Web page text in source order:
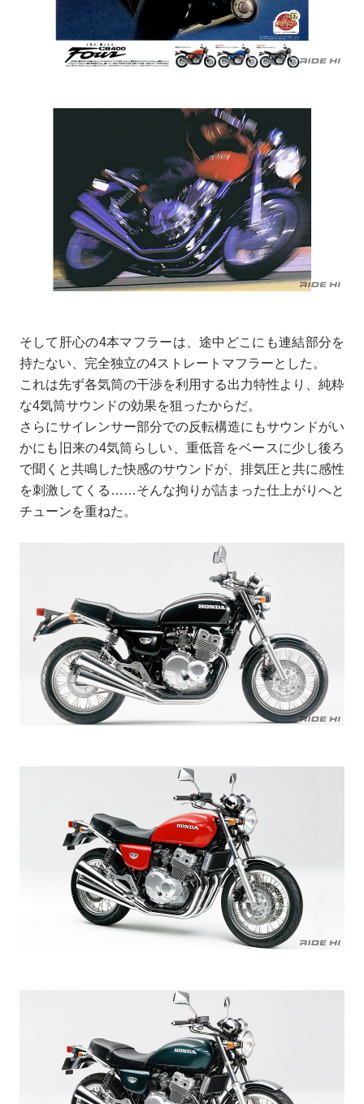
そして肝心の4本マフラーは、途中どこにも連結部分を
持たない、完全独立の4ストレートマフラーとした。
これは先ず各気筒の干渉を利用する出力特性より、純粋
な4気筒サウンドの効果を狙ったからだ。
さらにサイレンサー部分での反転構造にもサウンドがい
かにも旧来の4気筒らしい、重低音をベースに少し後ろ
で聞くと共鳴した快感のサウンドが、排気圧と共に感性
を刺激してくる……そんな拘りが詰まった仕上がりへと
チューンを重ねた。